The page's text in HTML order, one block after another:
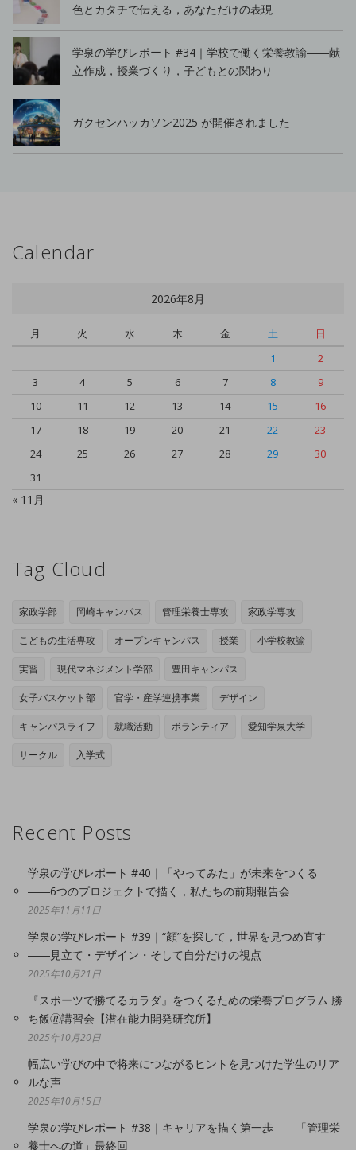
色とカタチで伝える，あなただけの表現
学泉の学びレポート #34｜学校で働く栄養教諭――献
立作成，授業づくり，子どもとの関わり
ガクセンハッカソン2025 が開催されました
Calendar
2026年8月
月 火 水 木 金 土
日
1
2
3
4 5 6 7 8
9
10
11 12 13 14 15
16
17
18 19 20 21 22
23
24
25 26 27 28 29
30
31
« 11月
Tag Cloud
家政学部 岡崎キャンパス 管理栄養士専攻 家政学専攻
こどもの生活専攻 オープンキャンパス 授業 小学校教諭
実習 現代マネジメント学部 豊田キャンパス
女子バスケット部 官学・産学連携事業 デザイン
キャンパスライフ 就職活動 ボランティア 愛知学泉大学
サークル 入学式
Recent Posts
学泉の学びレポート #40｜「やってみた」が未来をつくる
――6つのプロジェクトで描く，私たちの前期報告会
2025年11月11日
学泉の学びレポート #39｜“顔”を探して，世界を見つめ直す
――見立て・デザイン・そして自分だけの視点
2025年10月21日
『スポーツで勝てるカラダ』をつくるための栄養プログラム 勝
ち飯🄬講習会【潜在能力開発研究所】
2025年10月20日
幅広い学びの中で将来につながるヒントを見つけた学生のリア
ルな声
2025年10月15日
学泉の学びレポート #38｜キャリアを描く第一歩――「管理栄
養士への道」最終回